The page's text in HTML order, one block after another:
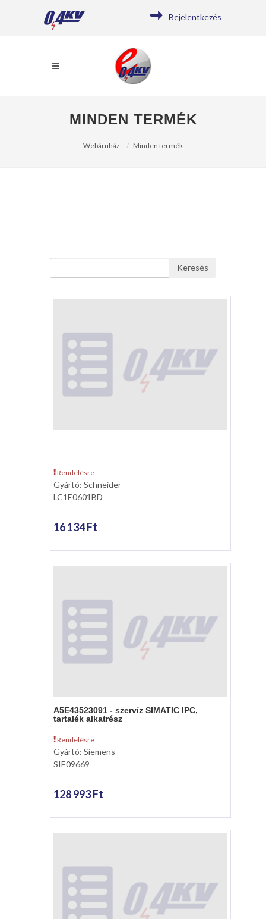
Bejelentkezés
MINDEN TERMÉK
Webáruház Minden termék
Keresés
Rendelésre
Gyártó: Schneider
LC1E0601BD
16 134 Ft
A5E43523091 - szervíz SIMATIC IPC,
tartalék alkatrész
Rendelésre
Gyártó: Siemens
SIE09669
128 993 Ft